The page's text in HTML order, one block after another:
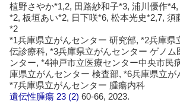
植野さやか*1,2, 田路紗和子*3, 浦川優作
*2, 板垣あい*2, 日下咲*6, 松本光史*2,7, 須
*2
*1兵庫県立がんセンター 研究部, *2兵庫県
伝診療科, *3兵庫県立がんセンター ゲノム
ンター, *4神戸市立医療センター中央市民
庫県立がんセンター 検査部, *6兵庫県立が
*7兵庫県立がんセンター 腫瘍内科
遺伝性腫瘍 23 (2)60-66, 2023.